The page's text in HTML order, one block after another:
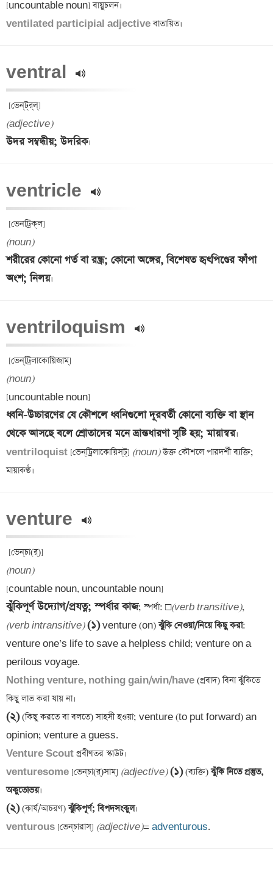
ventilated participial adjective
ventral
(adjective)
উদর সম্বন্ধীয়; উদরিক
ventricle
(noun)
শরীরের কোনো গর্ত বা রন্ধ্র; কোনো অঙ্গের, বিশেষত হৃৎপিণ্ডের ফাঁপা
অংশ; নিলয়
ventriloquism
(noun)
ধ্বনি-উচ্চারণের যে কৌশলে ধ্বনিগুলো দূরবর্তী কোনো ব্যক্তি বা স্থান
থেকে আসছে বলে শ্রোতাদের মনে ভ্রান্তধারণা সৃষ্টি হয়; মায়াস্বর
ventriloquist
[ভেন্‌ট্রিলাকোয়িস্‌ট্] (noun) উক্ত কৌশলে পারদর্শী ব্যক্তি;
venture
(noun)
ঝুঁকিপূর্ণ উদ্যোগ/প্রযত্ন; স্পর্ধার কাজ; স্পর্ধা: □(verb transitive)
(verb intransitive) (১) venture (on) ঝুঁকি নেওয়া/নিয়ে কিছু করা:
venture one’s life to save a helpless child; venture on a
Nothing venture, nothing gain/win/have (প্রবাদ) বিনা ঝুঁকিতে
(২) (কিছু করতে বা বলতে) সাহসী হওয়া; venture (to put forward) an
Venture Scout
venturesome
[ভেন্‌চা(র্‌)সাম্] (adjective) (১) (ব্যক্তি) ঝুঁকি নিতে প্রস্তুত,
অকুতোভয়
(২) (কার্য/আচরণ) ঝুঁকিপূর্ণ; বিপদসংকুল
venturous
[ভেন্‌চারাস্‌] (adjective)= adventurous.